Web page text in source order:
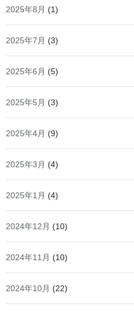
2025年8月 (1)
2025年7月 (3)
2025年6月 (5)
2025年5月 (3)
2025年4月 (9)
2025年3月 (4)
2025年1月 (4)
2024年12月 (10)
2024年11月 (10)
2024年10月 (22)